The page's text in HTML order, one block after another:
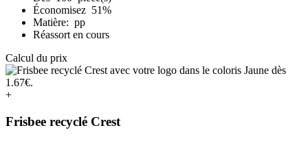
Économisez 51%
Matière: pp
Réassort en cours
Calcul du prix
+
Frisbee recyclé Crest